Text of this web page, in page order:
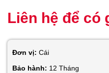
Liên hệ để có
Đơn vị: Cái
Bảo hành: 12 Tháng